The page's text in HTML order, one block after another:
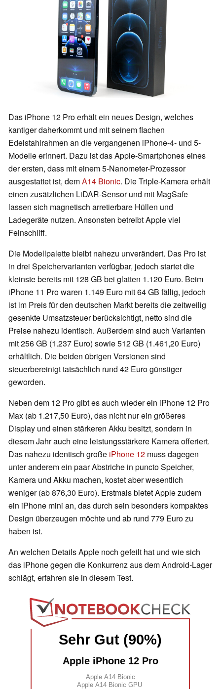
Das iPhone 12 Pro erhält ein neues Design, welches
kantiger daherkommt und mit seinem flachen
Edelstahlrahmen an die vergangenen iPhone-4- und 5-
Modelle erinnert. Dazu ist das Apple-Smartphones eines
der ersten, dass mit einem 5-Nanometer-Prozessor
ausgestattet ist, demA14 Bionic. Die Triple-Kamera erhält
einen zusätzlichen LiDAR-Sensor und mit MagSafe
lassen sich magnetisch arretierbare Hüllen und
Ladegeräte nutzen. Ansonsten betreibt Apple viel
Feinschliff.
Die Modellpalette bleibt nahezu unverändert. Das Pro ist
in drei Speichervarianten verfügbar, jedoch startet die
kleinste bereits mit 128 GB bei glatten 1.120 Euro. Beim
iPhone 11 Pro waren 1.149 Euro mit 64 GB fällig, jedoch
ist im Preis für den deutschen Markt bereits die zeitweilig
gesenkte Umsatzsteuer berücksichtigt, netto sind die
Preise nahezu identisch. Außerdem sind auch Varianten
mit 256 GB (1.237 Euro) sowie 512 GB (1.461,20 Euro)
erhältlich. Die beiden übrigen Versionen sind
steuerbereinigt tatsächlich rund 42 Euro günstiger
geworden.
Neben dem 12 Pro gibt es auch wieder ein iPhone 12 Pro
Max (ab 1.217,50 Euro), das nicht nur ein größeres
Display und einen stärkeren Akku besitzt, sondern in
diesem Jahr auch eine leistungsstärkere Kamera offeriert.
Das nahezu identisch große iPhone 12 muss dagegen
unter anderem ein paar Abstriche in puncto Speicher,
Kamera und Akku machen, kostet aber wesentlich
weniger (ab 876,30 Euro). Erstmals bietet Apple zudem
ein iPhone mini an, das durch sein besonders kompaktes
Design überzeugen möchte und ab rund 779 Euro zu
haben ist.
An welchen Details Apple noch gefeilt hat und wie sich
das iPhone gegen die Konkurrenz aus dem Android-Lager
schlägt, erfahren sie in diesem Test.
Sehr Gut (90%)
Apple iPhone 12 Pro
Apple A14 Bionic
Apple A14 Bionic GPU